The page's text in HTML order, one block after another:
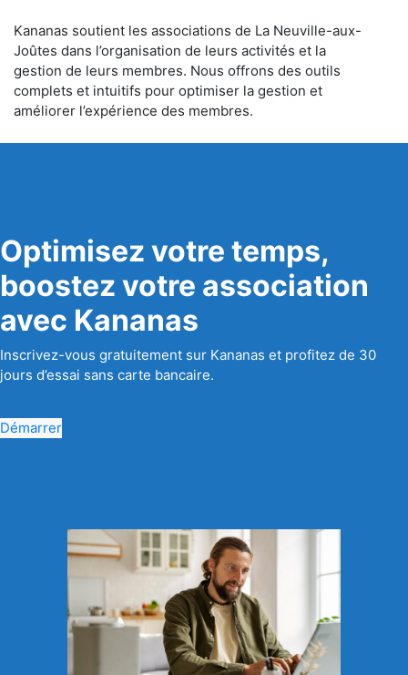
Kananas soutient les associations de La Neuville-aux-
Joûtes dans l’organisation de leurs activités et la
gestion de leurs membres. Nous offrons des outils
complets et intuitifs pour optimiser la gestion et
améliorer l’expérience des membres.
Optimisez votre temps,
boostez votre association
avec Kananas
Inscrivez-vous gratuitement sur Kananas et profitez de 30
jours d’essai sans carte bancaire.
Démarrer